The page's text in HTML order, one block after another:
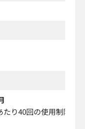
り40回の使用制限あ